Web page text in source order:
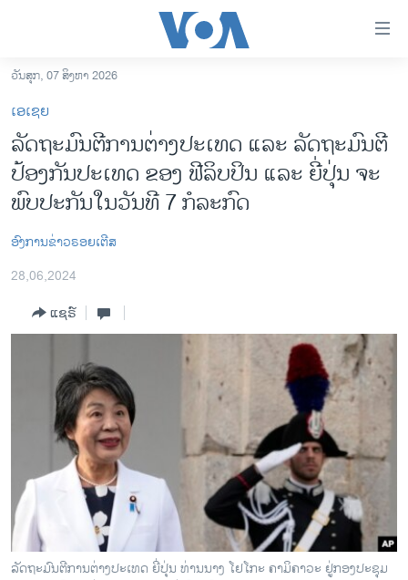
ເຂົ້າ
ຫາ
ຂ້າມ
ຂ້າມ
ຂ້າມ
ໄປ
ຫາ
ຊອກ
ລາວ
ອາເມຣິກາ
ການເລືອກຕັ້ງ ປະທານາທີບໍດີ ສະຫະລັດ 2024
ອິດສະຫຼະພາບດ້ານການຂ່າວ
ຊີວິດຊາວລາວ
ຊຸມຊົນຊາວລາວ
ວິທະຍາສາດ-ເທັກໂນໂລຈີ
ພາສາອັງກິດ
ວີດີໂອ
ສຽງ
ວັນສຸກ, 07 ສິງຫາ 2026
ເອເຊຍ
ລັດ​ຖະ​ມົນ​ຕີ​ການ​ຕ່າງ​ປະ​ເທດ ແລະ ລັດ​ຖະ​ມົນ​ຕີ​
ປ້ອງ​ກັ​ນ​ປະ​ເທດ ຂອງ ຟີ​ລິບ​ປິນ ແລະ ຍີ່​ປຸ່ນ ຈະ​
ພົບ​ປະ​ກັນ​ໃນ​ວັນ​ທີ 7 ກໍ​ລະ​ກົດ
ອົງການຂ່າວຣອຍເຕີສ
28,06,2024
ແຊຣ໌
ລັດຖະມົນຕີການຕ່າງປະເທດ ຍີ່ປຸ່ນ ທ່ານນາງ ໂຢໂກະ ຄາມິຄາວະ ຢູ່ກອງ​ປະ​ຊຸມ